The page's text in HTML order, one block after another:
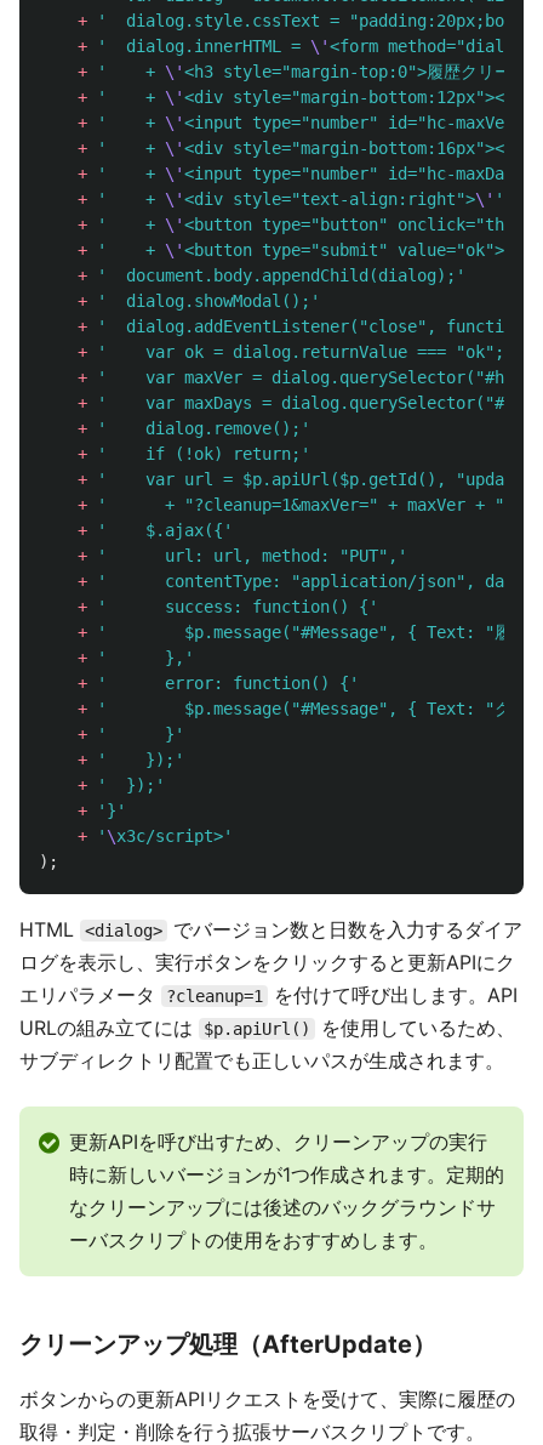
+
'
dialog.style.cssText =
+
'
  dialog.innerHTML =
\'<form method="dialog">
+
'
    +
\'<h3 style="margin-top:0">履歴クリーン
+
'
    +
\'<div style="margin-
+
'
    +
\'<input type="number" id="hc-maxVer"
+
'
    +
\'<div style="margin-
+
'
    +
\'<input type="number" id="hc-
+
'
    +
\'<div style="text-align:right">\' '
+
'
    +
\'<button type="button"
+
'
    +
\'<button type="submit" value="ok">実
+
'
  document.body.appendChild(dialog);
'
+
'
  dialog.showModal();
'
+
'
dialog.addEventListener("close",
+
'
    var ok = dialog.returnValue === "ok";
+
'
var maxVer = dialog.querySelector("#hc-
+
'
var maxDays = dialog.querySelector("#hc-
+
'
    dialog.remove();
'
+
'
    if (!ok) return;
'
+
'
    var url = $p.apiUrl($p.getId(), "update")
+
'
+ "?cleanup=1&maxVer=" + maxVer +
+
'
    $.ajax({
'
+
'
      url: url, method: "PUT",
'
+
'
contentType: "application/json", data:
+
'
      success: function() {
'
+
'
$p.message("#Message", { Text: "履歴
+
'
      },
'
+
'
      error: function() {
'
+
'
$p.message("#Message", { Text: "クリ
+
'
      }
'
+
'
    });
'
+
'
  });
'
+
' } '
+
' \x3c/script>'
);
HTML <dialog>
でバージョン数と日数を入力するダイア
ログを表示し、実行ボタンをクリックすると更新APIにク
エリパラメータ
?cleanup=1
を付けて呼び出します。API
URLの組み立てには
$p.apiUrl()
を使用しているため、
サブディレクトリ配置でも正しいパスが生成されます。
更新APIを呼び出すため、クリーンアップの実行
時に新しいバージョンが1つ作成されます。定期的
なクリーンアップには後述のバックグラウンドサ
ーバスクリプトの使用をおすすめします。
クリーンアップ処理（AfterUpdate）
ボタンからの更新APIリクエストを受けて、実際に履歴の
取得・判定・削除を行う拡張サーバスクリプトです。